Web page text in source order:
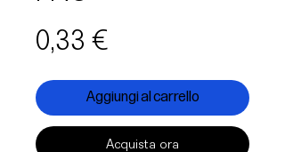
0,33 €
Aggiungi al carrello
Acquista ora